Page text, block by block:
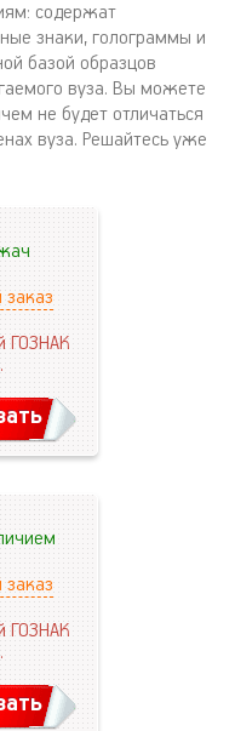
содержат
знаки, голограммы и
базой образцов
вуза. Вы можете
не будет отличаться
вуза. Решайтесь уже
ГОЗНАК
ГОЗНАК